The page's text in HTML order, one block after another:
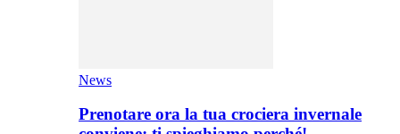
News
Prenotare ora la tua crociera invernale